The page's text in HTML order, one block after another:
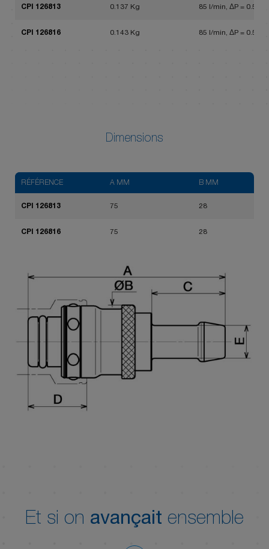
CPI 126813 0.137 Kg 85 l/min, ΔP = 0.5 bar
CPI 126816 0.143 Kg 85 l/min, ΔP = 0.5 bar
Dimensions
RÉFÉRENCE A MM B MM
CPI 126813 75 28
CPI 126816 75 28
Et si on avançait ensemble